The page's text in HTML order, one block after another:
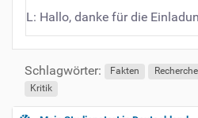
L: Hallo, danke für die
L: Mir geht's ganz gut
I: Schön.
Schlagwörter: Fakten Recherche
Kritik